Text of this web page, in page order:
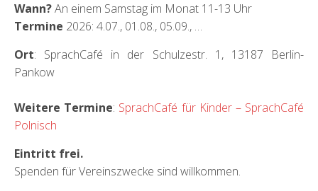
Wann?An einem Samstag im Monat 11-13 Uhr
Termine 2026: 4.07., 01.08., 05.09., …
Ort: SprachCafé in der Schulzestr. 1, 13187 Berlin-
Pankow
Weitere Termine: SprachCafé für Kinder – SprachCafé
Polnisch
Eintritt frei.
Spenden für Vereinszwecke sind willkommen.